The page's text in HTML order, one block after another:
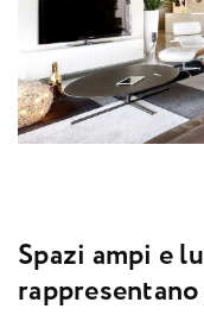
Spazi ampi elu
rappresentano